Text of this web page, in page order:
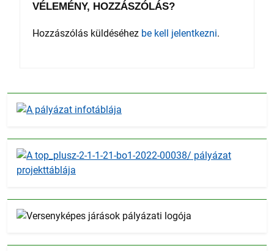
VÉLEMÉNY, HOZZÁSZÓLÁS?
Hozzászólás küldéséhez be kell jelentkezni.